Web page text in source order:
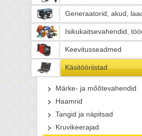
Generaatorid, akud,
Isikukaitsevahendid,
Keevitusseadmed
Käsitööriistad
Märke- ja mõõtevahendid
Haamrid
Tangid ja näpitsad
Kruvikeerajad